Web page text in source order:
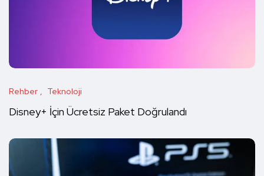
Rehber Teknoloji
Disney+ İçin Ücretsiz Paket Doğrulandı